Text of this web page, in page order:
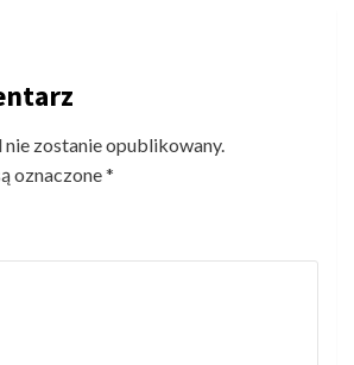
nie zostanie opublikowany.
oznaczone*